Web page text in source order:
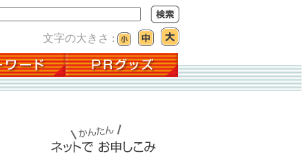
文字の大きさ :